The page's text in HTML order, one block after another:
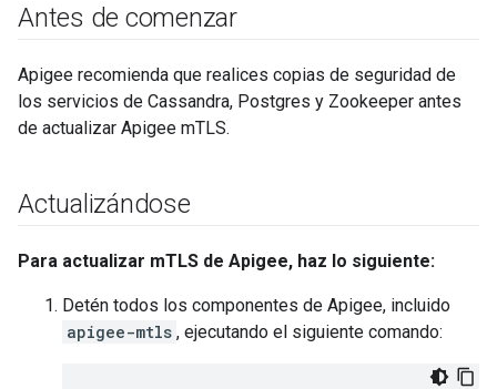
Antes de comenzar
Apigee recomienda que realices copias de seguridad de
los servicios de Cassandra, Postgres y Zookeeper antes
de actualizar Apigee mTLS.
Actualizándose
Para actualizar mTLS de Apigee, haz lo siguiente:
Detén todos los componentes de Apigee, incluido
apigee-mtls , ejecutando el siguiente comando: